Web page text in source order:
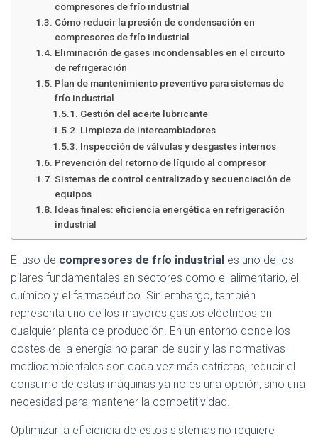
compresores de frío industrial
Cómo reducir la presión de condensación en
compresores de frío industrial
Eliminación de gases incondensables en el circuito
de refrigeración
Plan de mantenimiento preventivo para sistemas de
frío industrial
Gestión del aceite lubricante
Limpieza de intercambiadores
Inspección de válvulas y desgastes internos
Prevención del retorno de líquido al compresor
Sistemas de control centralizado y secuenciación de
equipos
Ideas finales: eficiencia energética en refrigeración
industrial
El uso de compresores de frío industrial es uno de los
pilares fundamentales en sectores como el alimentario, el
químico y el farmacéutico. Sin embargo, también
representa uno de los mayores gastos eléctricos en
cualquier planta de producción. En un entorno donde los
costes de la energía no paran de subir y las normativas
medioambientales son cada vez más estrictas, reducir el
consumo de estas máquinas ya no es una opción, sino una
necesidad para mantener la competitividad.
Optimizar la eficiencia de estos sistemas no requiere